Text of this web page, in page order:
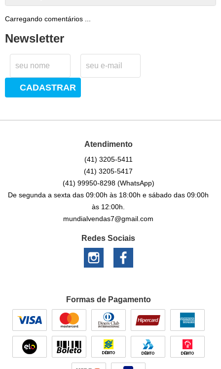
Carregando comentários ...
Newsletter
CADASTRAR
Atendimento
(41) 3205-5411
(41) 3205-5417
(41) 99950-8298 (WhatsApp)
De segunda a sexta das 09:00h às 18:00h e sábado das 09:00h
às 12:00h.
mundialvendas7@gmail.com
Redes Sociais
Formas de Pagamento